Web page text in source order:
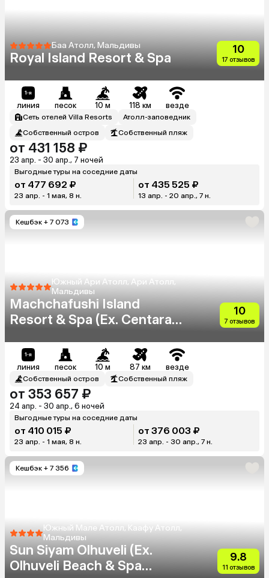
Баа Атолл, Мальдивы
Royal Island Resort & Spa
10
17 отзывов
линия песок 10 м 118 км везде
Сеть отелей Villa Resorts
Атолл-заповедник
Собственный остров
Собственный пляж
от 431 158 ₽
23 апр. - 30 апр., 7 ночей
Выгодные туры на соседние даты
от 477 692 ₽
23 апр. - 1 мая, 8 н.
от 435 525 ₽
13 апр. - 20 апр., 7 н.
Кешбэк + 7 073
Южный Ари Атолл, Ари Атолл,
Мальдивы
Machchafushi Island
Resort & Spa (Ex. Centara
Maldives)
10
7 отзывов
линия песок 10 м 87 км везде
Собственный остров Собственный пляж
от 353 657 ₽
24 апр. - 30 апр., 6 ночей
Выгодные туры на соседние даты
от 410 015 ₽
23 апр. - 1 мая, 8 н.
от 376 003 ₽
23 апр. - 30 апр., 7 н.
Кешбэк + 7 356
Южный Мале Атолл, Каафу Атолл,
Мальдивы
Sun Siyam Olhuveli (Ex.
Olhuveli Beach & Spa
9.8
11 отзывов